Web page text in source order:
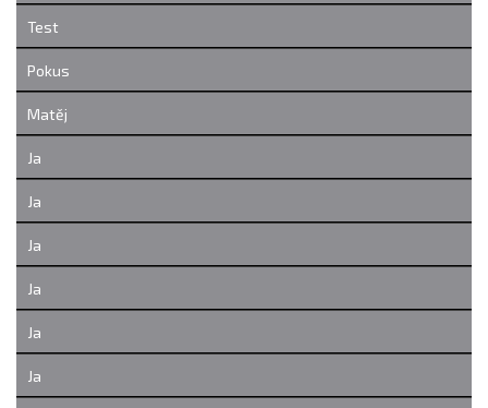
Test
Pokus
Matěj
Ja
Ja
Ja
Ja
Ja
Ja